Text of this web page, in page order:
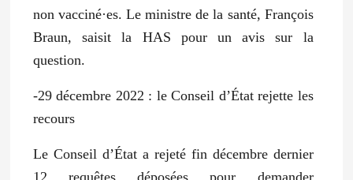
non vacciné·es. Le ministre de la santé, François
Braun, saisit la HAS pour un avis sur la
question.
-29 décembre 2022 : le Conseil d’État rejette les
recours
Le Conseil d’État a rejeté fin décembre dernier
12 requêtes déposées pour demander